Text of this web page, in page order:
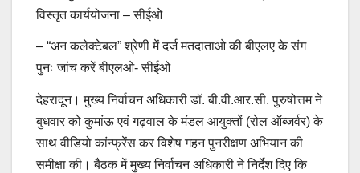
विस्तृत कार्ययोजना – सीईओ
– “अन कलेक्टेबल” श्रेणी में दर्ज मतदाताओ की बीएलए के संग
पुनः जांच करें बीएलओ- सीईओ
देहरादून। मुख्य निर्वाचन अधिकारी डॉ. बी.वी.आर.सी. पुरुषोत्तम ने
बुधवार को कुमांऊ एवं गढ़वाल के मंडल आयुक्तों (रोल ऑब्जर्वर) के
साथ वीडियो कांन्फ्रेंस कर विशेष गहन पुनरीक्षण अभियान की
समीक्षा की। बैठक में मुख्य निर्वाचन अधिकारी ने निर्देश दिए कि